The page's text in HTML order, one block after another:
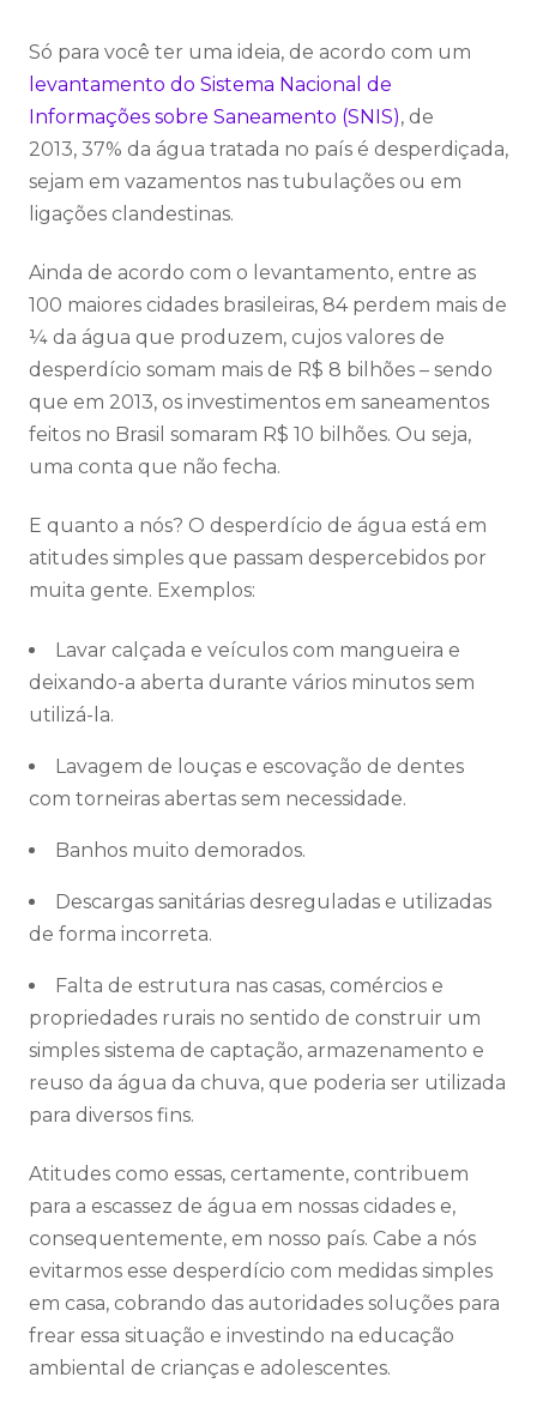
Só para você ter uma ideia, de acordo com um
levantamento do Sistema Nacional de
Informações sobre Saneamento (SNIS), de
2013, 37% da água tratada no país é desperdiçada,
sejam em vazamentos nas tubulações ou em
ligações clandestinas.
Ainda de acordo com o levantamento, entre as
100 maiores cidades brasileiras, 84 perdem mais de
¼ da água que produzem, cujos valores de
desperdício somam mais de R$ 8 bilhões – sendo
que em 2013, os investimentos em saneamentos
feitos no Brasil somaram R$ 10 bilhões. Ou seja,
uma conta que não fecha.
E quanto a nós? O desperdício de água está em
atitudes simples que passam despercebidos por
muita gente. Exemplos:
Lavar calçada e veículos com mangueira e
deixando-a aberta durante vários minutos sem
utilizá-la.
Lavagem de louças e escovação de dentes
com torneiras abertas sem necessidade.
Banhos muito demorados.
Descargas sanitárias desreguladas e utilizadas
de forma incorreta.
Falta de estrutura nas casas, comércios e
propriedades rurais no sentido de construir um
simples sistema de captação, armazenamento e
reuso da água da chuva, que poderia ser utilizada
para diversos fins.
Atitudes como essas, certamente, contribuem
para a escassez de água em nossas cidades e,
consequentemente, em nosso país. Cabe a nós
evitarmos esse desperdício com medidas simples
em casa, cobrando das autoridades soluções para
frear essa situação e investindo na educação
ambiental de crianças e adolescentes.